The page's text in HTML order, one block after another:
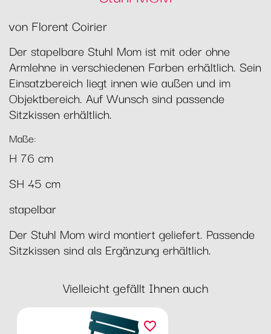
von Florent Coirier
Der stapelbare Stuhl Mom ist mit oder ohne
Armlehne in verschiedenen Farben erhältlich. Sein
Einsatzbereich liegt innen wie außen und im
Objektbereich. Auf Wunsch sind passende
Sitzkissen erhältlich.
Maße:
H 76 cm
SH 45 cm
stapelbar
Der Stuhl Mom wird montiert geliefert. Passende
Sitzkissen sind als Ergänzung erhältlich.
Vielleicht gefällt Ihnen auch
favorite_border